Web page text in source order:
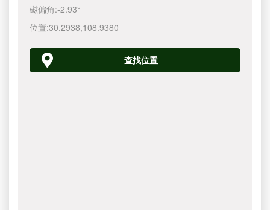
磁偏角:-2.93°
位置:30.2938,108.9380
查找位置